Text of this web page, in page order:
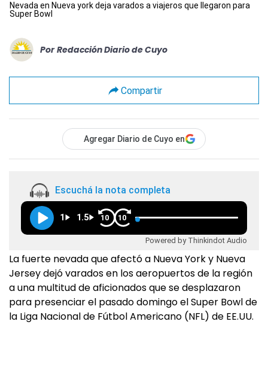
Nevada en Nueva york deja varados a viajeros que llegaron para
Super Bowl
Por Redacción Diario de Cuyo
Compartir
Agregar Diario de Cuyo en
Escuchá la nota completa
1 1.5 10 10
Powered by Thinkindot Audio
La fuerte nevada que afectó a Nueva York y Nueva
Jersey dejó varados en los aeropuertos de la región
a una multitud de aficionados que se desplazaron
para presenciar el pasado domingo el Super Bowl de
la Liga Nacional de Fútbol Americano (NFL) de EE.UU.